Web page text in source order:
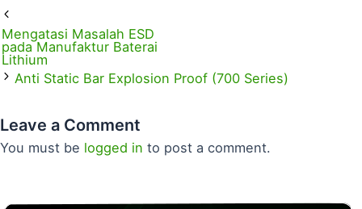
Mengatasi Masalah ESD
pada Manufaktur Baterai
Lithium
Anti Static Bar Explosion Proof (700 Series)
Leave a Comment
You must be logged in to post a comment.